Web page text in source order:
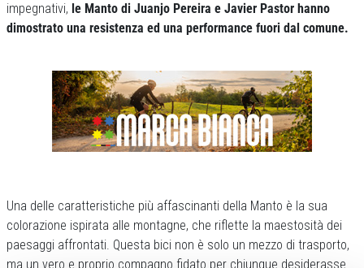
impegnativi, le Manto di Juanjo Pereira e Javier Pastor hanno
dimostrato una resistenza ed una performance fuori dal comune.
Una delle caratteristiche più affascinanti della Manto è la sua
colorazione ispirata alle montagne, che riflette la maestosità dei
paesaggi affrontati. Questa bici non è solo un mezzo di trasporto,
ma un vero e proprio compagno fidato per chiunque desiderasse